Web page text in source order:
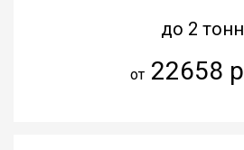
до 2 тонн
от22658